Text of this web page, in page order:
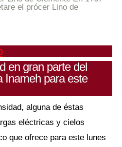
el prócer Lino de
en gran parte del
Inameh para este
alguna de éstas
eléctricas y cielos
que ofrece para este lunes